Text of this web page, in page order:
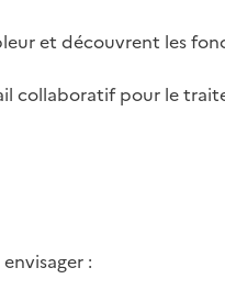
et découvrent les
collaboratif pour le
: